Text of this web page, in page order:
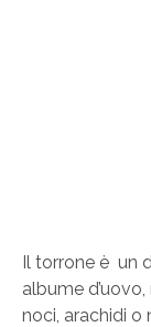
Il torrone è un
albume
noci, arachidi